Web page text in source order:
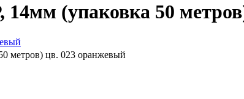
(упаковка 50
метров) цв. 023 оранжевый